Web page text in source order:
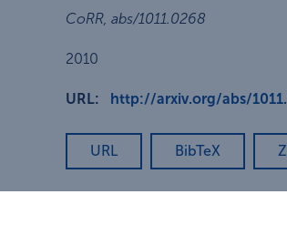
CoRR, abs/1011.0268
2010
URL: http://arxiv.org/abs/
URL BibTeX